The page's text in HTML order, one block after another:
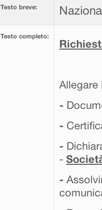
Testo breve:
Testo completo:
Allegare
-
-
-
-
-